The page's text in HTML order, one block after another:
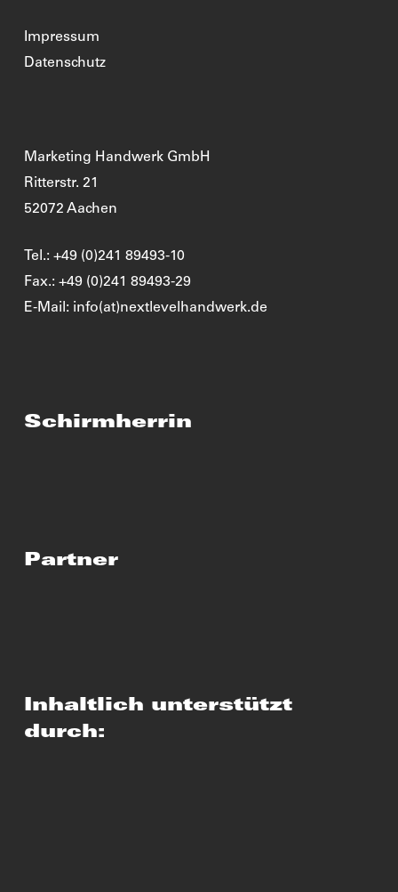
Impressum
Datenschutz
Marketing Handwerk GmbH
Ritterstr. 21
52072 Aachen
Tel.: +49 (0)241 89493-10
Fax.: +49 (0)241 89493-29
E-Mail: info(at)nextlevelhandwerk.de
Schirmherrin
Partner
Inhaltlich unterstützt
durch: